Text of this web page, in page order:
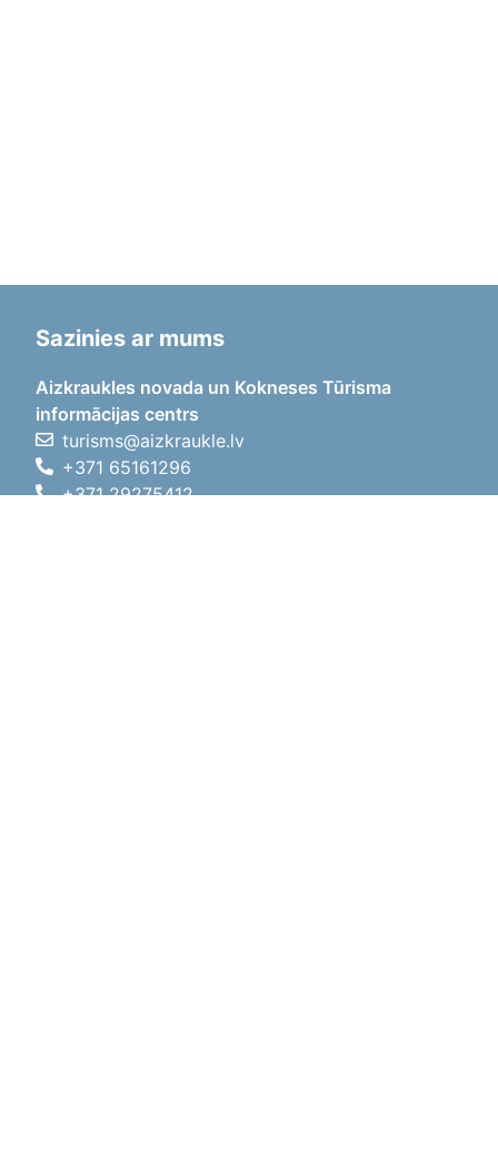
Sazinies ar mums
Aizkraukles novada un Kokneses Tūrisma
informācijas centrs
turisms@aizkraukle.lv
+371 65161296
+371 29275412